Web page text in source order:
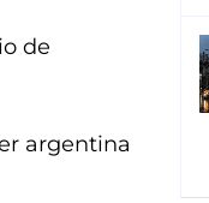
de
argentina